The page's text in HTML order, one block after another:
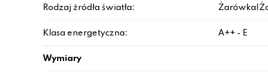
Rodzaj źródła światła:
Klasa energetyczna: A++ - E
Wymiary